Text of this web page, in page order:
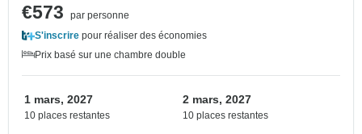
€573
par personne
S'inscrire pour réaliser des économies
Prix basé sur une chambre double
1 mars, 2027
10 places restantes
2 mars, 2027
10 places restantes